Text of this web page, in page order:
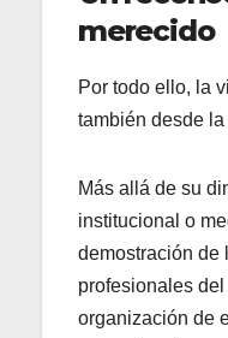
merecido
Por todo ello, la
también desde
Más allá de su
institucional o
demostración de
profesionales
organización de